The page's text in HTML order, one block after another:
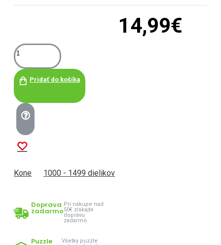
14,99€
Pridať do košíka
Kone 1000 - 1499 dielikov
Doprava
zadarmo
Pri nákupe nad
50€ získajte
dopravu
zadarmo.
Puzzle
Všetky puzzle